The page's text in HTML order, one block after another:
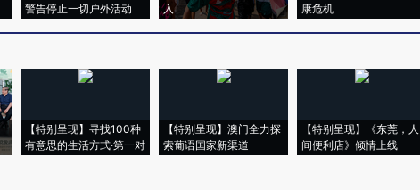
警告停止一切户外活动
入
康危机
【特别呈现】寻找100种
有意思的生活方式·第一对
【特别呈现】澳门全力探
索葡语国家新渠道
【特别呈现】《东莞，人
间便利店》倾情上线